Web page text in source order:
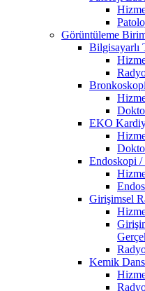
Görüntüleme
Bilgisayarlı
Bronkoskopi
EKO
Endoskopi
Girişimsel
Kemik